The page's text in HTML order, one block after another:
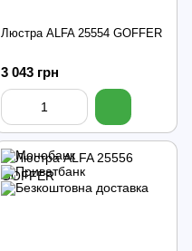
Люстра ALFA 25554 GOFFER
3 043 грн